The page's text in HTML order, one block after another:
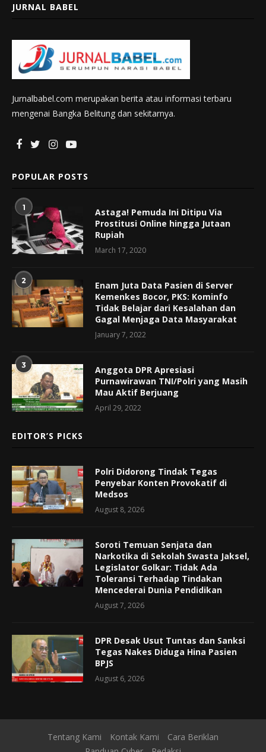
JURNAL BABEL
Jurnalbabel.com merupakan berita atau informasi terbaru
mengenai Bangka Belitung dan sekitarnya.
POPULAR POSTS
1
Astaga! Pemuda Ini Ditipu Via
Prostitusi Online hingga Jutaan
Rupiah
March 17, 2020
2
Enam Juta Data Pasien di Server
Kemenkes Bocor, PKS: Kominfo
Tidak Belajar dari Kesalahan dan
Gagal Menjaga Data Masyarakat
January 7, 2022
3
Anggota DPR Apresiasi
Purnawirawan TNI/Polri yang Masih
Mau Aktif Berjuang
April 29, 2022
EDITOR’S PICKS
Polri Didorong Tindak Tegas
Penyebar Konten Provokatif di
Medsos
August 8, 2026
Soroti Temuan Senjata dan
Narkotika di Sekolah Swasta Jaksel,
Legislator Golkar: Tidak Ada
Toleransi Terhadap Tindakan
Mencederai Dunia Pendidikan
August 7, 2026
DPR Desak Usut Tuntas dan Sanksi
Tegas Nakes Diduga Hina Pasien
BPJS
August 6, 2026
Tentang Kami Kontak Kami
Cara Beriklan